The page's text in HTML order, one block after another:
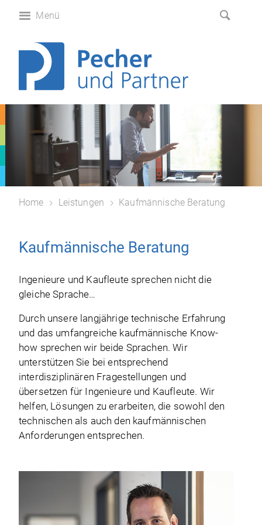
Menü
Home Leistungen Kaufmännische Beratung
Kaufmännische Beratung
Ingenieure und Kaufleute sprechen nicht die
gleiche Sprache…
Durch unsere langjährige technische Erfahrung
und das umfangreiche kaufmännische Know-
how sprechen wir beide Sprachen. Wir
unterstützen Sie bei entsprechend
interdisziplinären Fragestellungen und
übersetzen für Ingenieure und Kaufleute. Wir
helfen, Lösungen zu erarbeiten, die sowohl den
technischen als auch den kaufmännischen
Anforderungen entsprechen.